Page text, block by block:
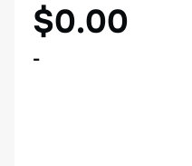
$0.00
-